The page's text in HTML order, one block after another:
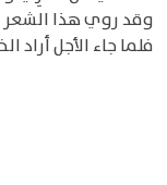
وقد روي هذا الشعر
فلما جاء الأجل أراد